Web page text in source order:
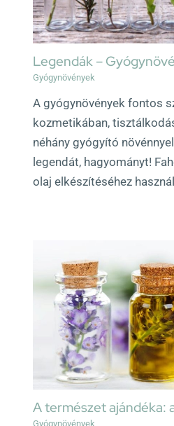
Legendák –
Gyógynövények
A gyógynövények fontos
kozmetikában,
néhány gyógyító
legendát, hagyományt!
olaj elkészítéséhez
A természet ajándéka:
Gyógynövények